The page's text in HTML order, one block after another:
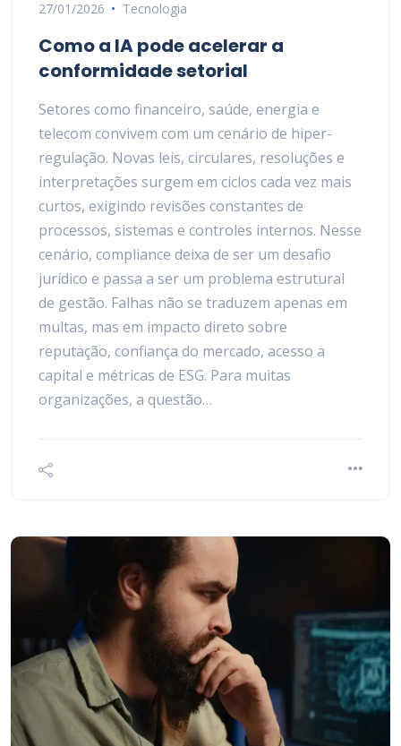
27/01/2026 Tecnologia
Como a IA pode acelerar a
conformidade setorial
Setores como financeiro, saúde, energia e
telecom convivem com um cenário de hiper-
regulação. Novas leis, circulares, resoluções e
interpretações surgem em ciclos cada vez mais
curtos, exigindo revisões constantes de
processos, sistemas e controles internos. Nesse
cenário, compliance deixa de ser um desafio
jurídico e passa a ser um problema estrutural
de gestão. Falhas não se traduzem apenas em
multas, mas em impacto direto sobre
reputação, confiança do mercado, acesso a
capital e métricas de ESG. Para muitas
organizações, a questão…